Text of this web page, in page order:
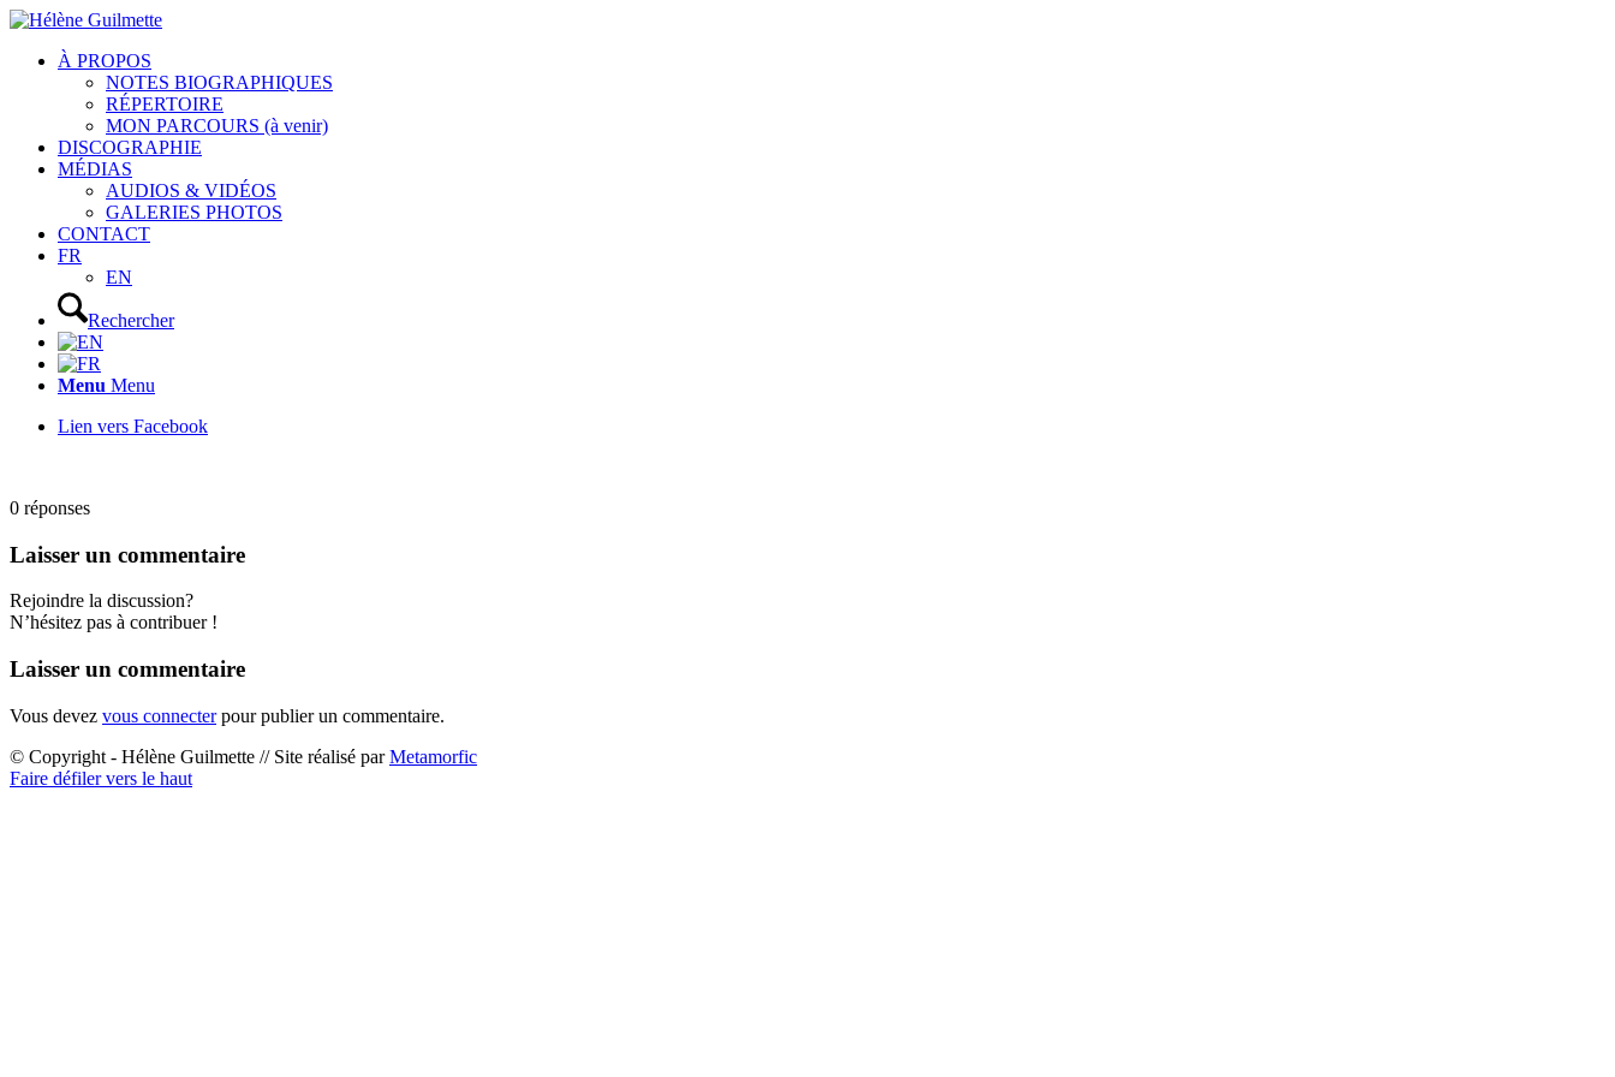
À PROPOS
NOTES BIOGRAPHIQUES
RÉPERTOIRE
MON PARCOURS (à venir)
DISCOGRAPHIE
MÉDIAS
AUDIOS & VIDÉOS
GALERIES PHOTOS
CONTACT
FR
EN
Rechercher
Menu Menu
Lien vers Facebook
0 réponses
Laisser un commentaire
Rejoindre la discussion?
N’hésitez pas à contribuer !
Laisser un commentaire
Vous devez vous connecterpour publier un commentaire.
© Copyright - Hélène Guilmette // Site réalisé parMetamorfic
Faire défiler vers le haut